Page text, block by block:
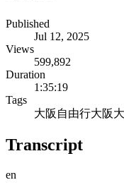
Published
Jul 12, 2025
Views
599,892
Duration
1:35:19
Tags
大阪自由行大阪
Transcript
en